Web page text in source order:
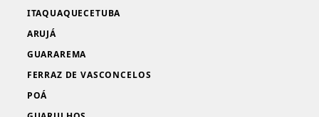
ITAQUAQUECETUBA
ARUJÁ
GUARAREMA
FERRAZ DE VASCONCELOS
POÁ